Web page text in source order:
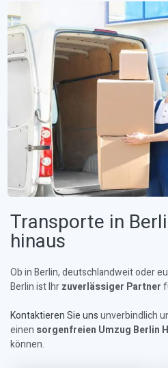
Transporte in
hinaus
Ob in Berlin, deutschlandweit oder
Berlin ist Ihrzuverlässiger Partner
Kontaktieren Sie unsunverbindlich
einen sorgenfreien Umzug Berlin
können.